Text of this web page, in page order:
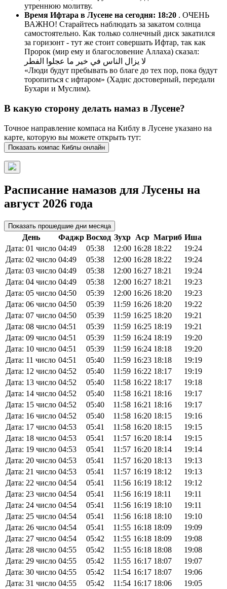
утреннюю молитву.
Время Ифтара в Лусене на сегодня: 18:20 . ОЧЕНЬ
ВАЖНО! Старайтесь наблюдать за закатом солнца
самостоятельно. Как только солнечный диск закатился
за горизонт - тут же стоит совершать Ифтар, так как
Пророк (мир ему и благословение Аллаха) сказал:
لا يزال الناس في خير ما عجلوا الفطر
«Люди будут пребывать во благе до тех пор, пока будут
торопиться с ифтаром» (Хадис достоверный, передали
Бухари и Муслим).
В какую сторону делать намаз в Лусене?
Точное направление компаса на Киблу в Лусене указано на
карте, которую вы можете открыть тут:
Показать компас Киблы онлайн
Расписание намазов для Лусены на
август 2026 года
Показать прошедшие дни месяца
День Фаджр Восход Зухр Аср Магриб Иша
Дата: 01 число 04:49 05:38 12:00 16:28 18:22
19:24
Дата: 02 число 04:49 05:38 12:00 16:28 18:22
19:24
Дата: 03 число 04:49 05:38 12:00 16:27 18:21
19:24
Дата: 04 число 04:49 05:38 12:00 16:27 18:21
19:23
Дата: 05 число 04:50 05:39 12:00 16:26 18:20
19:23
Дата: 06 число 04:50 05:39 11:59 16:26 18:20
19:22
Дата: 07 число 04:50 05:39 11:59 16:25 18:20
19:21
Дата: 08 число 04:51 05:39 11:59 16:25 18:19
19:21
Дата: 09 число 04:51 05:39 11:59 16:24 18:19
19:20
Дата: 10 число 04:51 05:39 11:59 16:24 18:18
19:20
Дата: 11 число 04:51 05:40 11:59 16:23 18:18
19:19
Дата: 12 число 04:52 05:40 11:59 16:22 18:17
19:19
Дата: 13 число 04:52 05:40 11:58 16:22 18:17
19:18
Дата: 14 число 04:52 05:40 11:58 16:21 18:16
19:17
Дата: 15 число 04:52 05:40 11:58 16:21 18:16
19:17
Дата: 16 число 04:52 05:40 11:58 16:20 18:15
19:16
Дата: 17 число 04:53 05:41 11:58 16:20 18:15
19:15
Дата: 18 число 04:53 05:41 11:57 16:20 18:14
19:15
Дата: 19 число 04:53 05:41 11:57 16:20 18:14
19:14
Дата: 20 число 04:53 05:41 11:57 16:20 18:13
19:13
Дата: 21 число 04:53 05:41 11:57 16:19 18:12
19:13
Дата: 22 число 04:54 05:41 11:56 16:19 18:12
19:12
Дата: 23 число 04:54 05:41 11:56 16:19 18:11
19:11
Дата: 24 число 04:54 05:41 11:56 16:19 18:10
19:11
Дата: 25 число 04:54 05:41 11:56 16:18 18:10
19:10
Дата: 26 число 04:54 05:41 11:55 16:18 18:09
19:09
Дата: 27 число 04:54 05:42 11:55 16:18 18:09
19:08
Дата: 28 число 04:55 05:42 11:55 16:18 18:08
19:08
Дата: 29 число 04:55 05:42 11:55 16:17 18:07
19:07
Дата: 30 число 04:55 05:42 11:54 16:17 18:07
19:06
Дата: 31 число 04:55 05:42 11:54 16:17 18:06
19:05